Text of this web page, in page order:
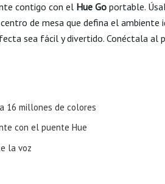
contigo con el Hue Go portable.
de mesa que defina el ambiente
sea fácil y divertido. Conéctala al
16 millones de colores
con el puente Hue
la voz